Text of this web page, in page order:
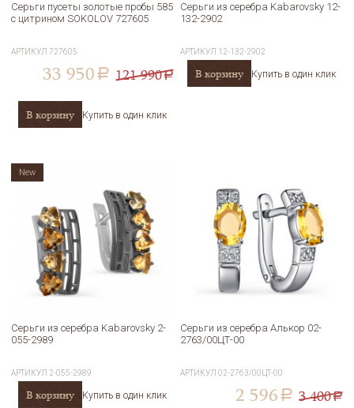
Серьги пусеты золотые пробы 585
с цитрином SOKOLOV 727605
АРТИКУЛ 727605
33 950 a 121 990a
В корзину Купить в один клик
Серьги из серебра Kabarovsky 12-
132-2902
АРТИКУЛ 12-132-2902
В корзину Купить в один клик
Серьги из серебра Kabarovsky 2-
055-2989
АРТИКУЛ 2-055-2989
В корзину Купить в один клик
New
Серьги из серебра Алькор 02-
2763/00ЦТ-00
АРТИКУЛ02-2763/00ЦТ-00
2 596 a 3 400a